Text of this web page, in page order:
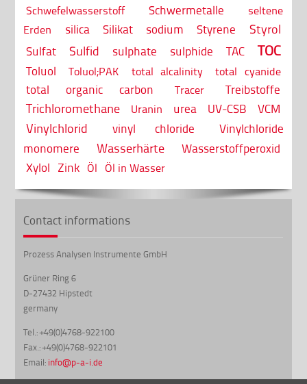
Schwefelwasserstoff
Schwermetalle
seltene
Erden
silica Silikat sodium Styrene Styrol
Sulfat Sulfid sulphate sulphide TAC TOC
Toluol Toluol;PAK total alcalinity total cyanide
total organic carbon Tracer Treibstoffe
Trichloromethane Uranin urea UV-CSB VCM
Vinylchlorid vinyl chloride
Vinylchloride
monomere
Wasserhärte
Wasserstoffperoxid
Xylol Zink Öl Öl in Wasser
Contact informations
Prozess Analysen Instrumente GmbH
Grüner Ring 6
D-27432 Hipstedt
germany
Tel.: +49(0)4768-922100
Fax.: +49(0)4768-922101
Email: info@p-a-i.de